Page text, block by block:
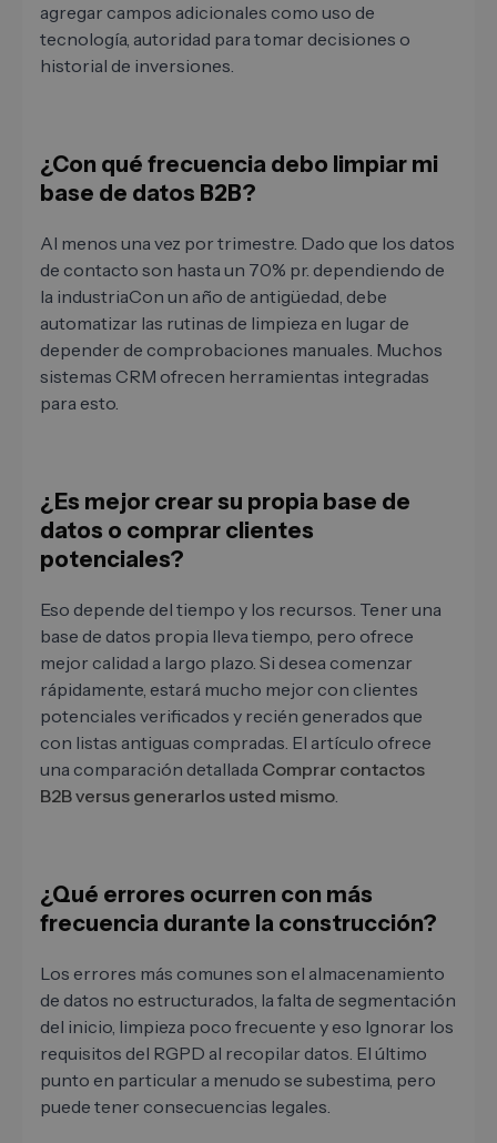
agregar campos adicionales como uso de
tecnología, autoridad para tomar decisiones o
historial de inversiones.
¿Con qué frecuencia debo limpiar mi
base de datos B2B?
Al menos una vez por trimestre. Dado que los datos
de contacto son hasta un 70% pr. dependiendo de
la industriaCon un año de antigüedad, debe
automatizar las rutinas de limpieza en lugar de
depender de comprobaciones manuales. Muchos
sistemas CRM ofrecen herramientas integradas
para esto.
¿Es mejor crear su propia base de
datos o comprar clientes
potenciales?
Eso depende del tiempo y los recursos. Tener una
base de datos propia lleva tiempo, pero ofrece
mejor calidad a largo plazo. Si desea comenzar
rápidamente, estará mucho mejor con clientes
potenciales verificados y recién generados que
con listas antiguas compradas. El artículo ofrece
una comparación detallada Comprar contactos
B2B versus generarlos usted mismo.
¿Qué errores ocurren con más
frecuencia durante la construcción?
Los errores más comunes son el almacenamiento
de datos no estructurados, la falta de segmentación
del inicio, limpieza poco frecuente y eso Ignorar los
requisitos del RGPD al recopilar datos. El último
punto en particular a menudo se subestima, pero
puede tener consecuencias legales.